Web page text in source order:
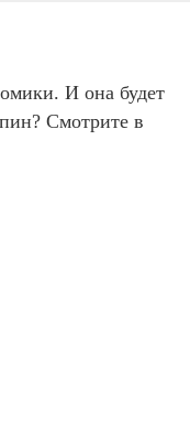
И она будет
Смотрите в